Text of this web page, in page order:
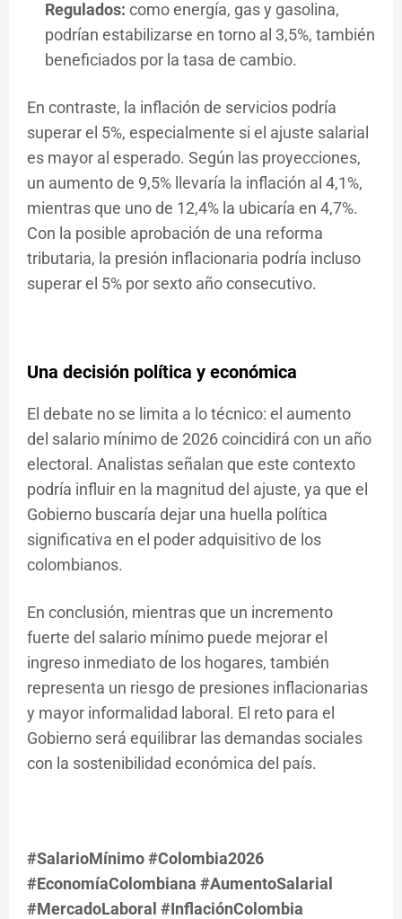
Regulados: como energía, gas y gasolina,
podrían estabilizarse en torno al 3,5%, también
beneficiados por la tasa de cambio.
En contraste, la inflación de servicios podría
superar el 5%, especialmente si el ajuste salarial
es mayor al esperado. Según las proyecciones,
un aumento de 9,5% llevaría la inflación al 4,1%,
mientras que uno de 12,4% la ubicaría en 4,7%.
Con la posible aprobación de una reforma
tributaria, la presión inflacionaria podría incluso
superar el 5% por sexto año consecutivo.
Una decisión política y económica
El debate no se limita a lo técnico: el aumento
del salario mínimo de 2026 coincidirá con un año
electoral. Analistas señalan que este contexto
podría influir en la magnitud del ajuste, ya que el
Gobierno buscaría dejar una huella política
significativa en el poder adquisitivo de los
colombianos.
En conclusión, mientras que un incremento
fuerte del salario mínimo puede mejorar el
ingreso inmediato de los hogares, también
representa un riesgo de presiones inflacionarias
y mayor informalidad laboral. El reto para el
Gobierno será equilibrar las demandas sociales
con la sostenibilidad económica del país.
#SalarioMínimo #Colombia2026
#EconomíaColombiana #AumentoSalarial
#MercadoLaboral #InflaciónColombia